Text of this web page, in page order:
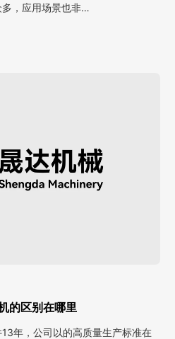
，应用场景也非…
的区别在哪里
年，公司以的高质量生产标准在